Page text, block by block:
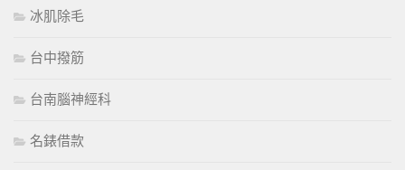
冰肌除毛
台中撥筋
台南腦神經科
名錶借款